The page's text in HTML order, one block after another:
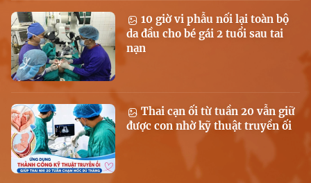
10 giờ vi phẫu nối lại toàn bộ
da đầu cho bé gái 2 tuổi sau tai
nạn
Thai cạn ối từ tuần 20 vẫn giữ
được con nhờ kỹ thuật truyền ối